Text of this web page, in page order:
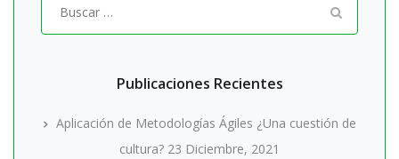
por:
Publicaciones Recientes
Aplicación de Metodologías Ágiles ¿Una cuestión de
cultura? 23 Diciembre, 2021